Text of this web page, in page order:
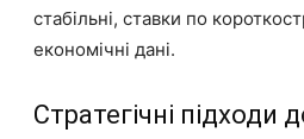
стабільні, ставки по
економічні дані.
Стратегічні підходи